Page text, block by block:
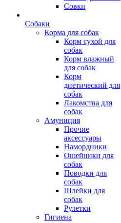
Совки
Собаки
Корма для собак
Корм сухой для
собак
Корм влажный
для собак
Корм
диетический для
собак
Лакомства для
собак
Амуниция
Прочие
аксессуары
Намордники
Ошейники для
собак
Поводки для
собак
Шлейки для
собак
Рулетки
Гигиена